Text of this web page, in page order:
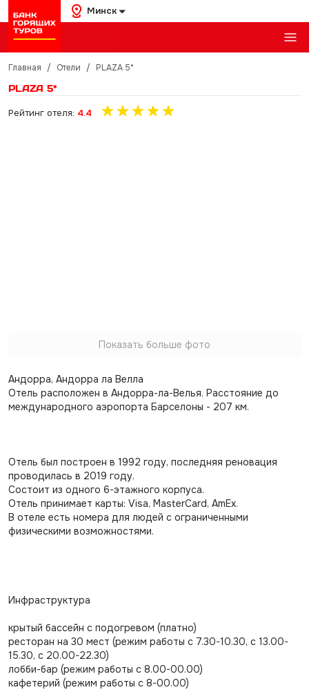
Минск
Главная / Отели / PLAZA 5*
PLAZA 5*
Рейтинг отеля: 4.4
Показать больше фото
Андорра, Андорра ла Велла
Отель расположен в Андорра-ла-Велья. Расстояние до
международного аэропорта Барселоны - 207 км.
Отель был построен в 1992 году, последняя реновация
проводилась в 2019 году.
Состоит из одного 6-этажного корпуса.
Отель принимает карты: Visa, MasterCard, AmEx.
В отеле есть номера для людей с ограниченными
физическими возможностями.
Инфраструктура
крытый бассейн с подогревом (платно)
ресторан на 30 мест (режим работы с 7.30-10.30, с 13.00-
15.30, с 20.00-22.30)
лобби-бар (режим работы с 8.00-00.00)
кафетерий (режим работы с 8-00.00)